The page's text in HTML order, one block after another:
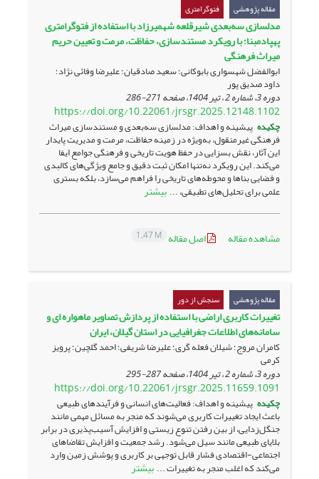
مقاله پژوهشی فتوگرامتری
مدلسازی سه‌بعدی شیرقلعه شهمیرزاد با استفاده از فتوگرامتری
پهپاد‌مبنا؛ با رویکرد مستندسازی، ‏حفاظت، مرمت و تعیین حریم
میراث فرهنگی
ابوالفضل شهسواری بابوکانی؛ سعید صادقیان؛ علیرضا وفائی نژاد؛
داود صدیق پور
دوره 3، شماره 2 ، تیر 1404، صفحه 271-286
https://doi.org/10.22061/jrsgr.2025.12148.1102
چکیده پیشینه و اهداف: مدلسازی سه‌بعدی و مستندسازی میراث
فرهنگی غیرمنقول، به‌ویژه در زمینه حفاظت، مرمت و مدیریت پایدار
این آثار، نقش بسزایی در حفظ هویت تاریخی و فرهنگی جوامع ایفا
می‌کند. این رویکرد نه‌تنها امکان ثبت دقیق و جامع ویژگی‌های کالبدی
و فضایی بناها و محوطه‌های تاریخی را فراهم می‌سازد، بلکه بستری
علمی برای تحلیل‌های تطبیقی، ... بیشتر
مشاهده مقاله اصل مقاله 1.47 M
مقاله پژوهشی سنجش از دور
تغییرات کاربری اراضی با استفاده از پردازش تصاویر ماهواره ای و
سامانه‌های اطلاعات جغرافیایی در ‏استان گیلان، ایران
کامران مروج؛ شیلان فعله گری؛ علیرضا شریفی؛ احمد گلچین؛ پرویز
کرمی
دوره 3، شماره 2 ، تیر 1404، صفحه 287-295
https://doi.org/10.22061/jrsgr.2025.11659.1091
چکیده پیشینه و اهداف: فعالیت‌های انسانی و فرآیندهای طبیعی
باعث ایجاد تغییرات کاربری می‌شوند که منجر به مسائل مهمی مانند
جنگل‌زدایی، از بین رفتن تنوع زیستی و افزایش آسیب‌پذیری در برابر
بلایای طبیعی مانند سیل می‌شود. رشد جمعیت و افزایش تقاضاهای
اجتماعی-اقتصادی فشار قابل توجهی بر کاربری و پوشش زمین وارد
می‌کند که اغلب منجر به تغییرات ... بیشتر